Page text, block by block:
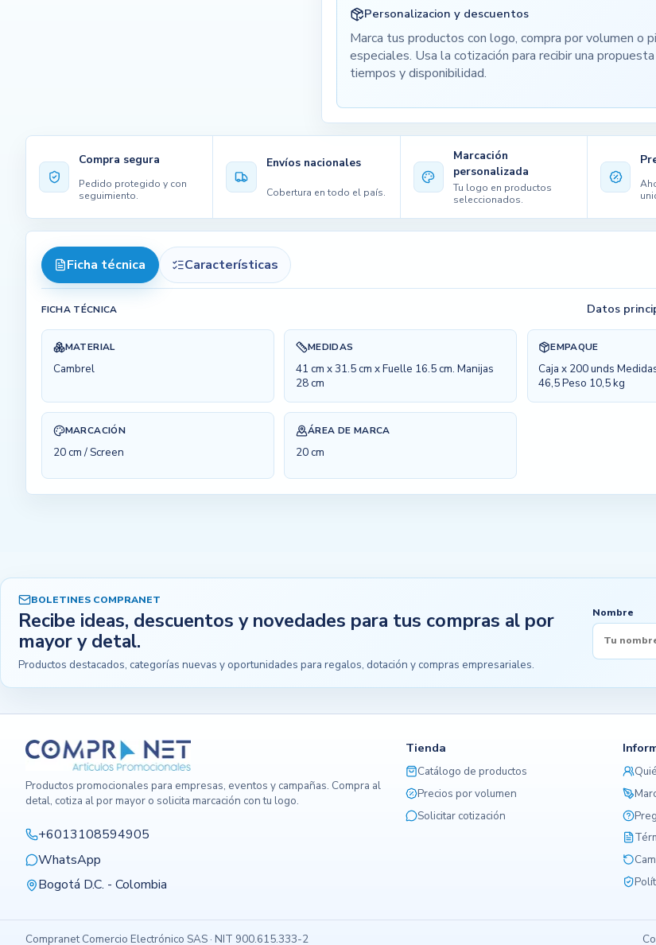
Personalizacion y descuentos
Marca tus productos con logo, compra por volumen o
especiales. Usa la cotización para recibir una
tiempos y disponibilidad.
Compra segura
Pedido protegido y con
seguimiento.
Envíos nacionales
Cobertura en todo el país.
Marcación
personalizada
Tu logo en productos
seleccionados.
Ficha técnica Características
FICHA TÉCNICA Datos
MATERIAL
Cambrel
MEDIDAS
41 cm x 31.5 cm x Fuelle 16.5 cm. Manijas
28 cm
EMPAQUE
Caja x 200 unds
46,5 Peso 10,5 kg
MARCACIÓN
20 cm / Screen
ÁREA DE MARCA
20 cm
BOLETINES COMPRANET
Recibe ideas, descuentos y novedades para tus compras al por
mayor y detal.
Productos destacados, categorías nuevas y oportunidades para regalos, dotación y compras empresariales.
Nombre
Productos promocionales para empresas, eventos y campañas. Compra al
detal, cotiza al por mayor o solicita marcación con tu logo.
+6013108594905
WhatsApp
Bogotá D.C. - Colombia
Tienda
Catálogo de productos
Precios por volumen
Solicitar cotización
Compranet Comercio Electrónico SAS · NIT 900.615.333-2